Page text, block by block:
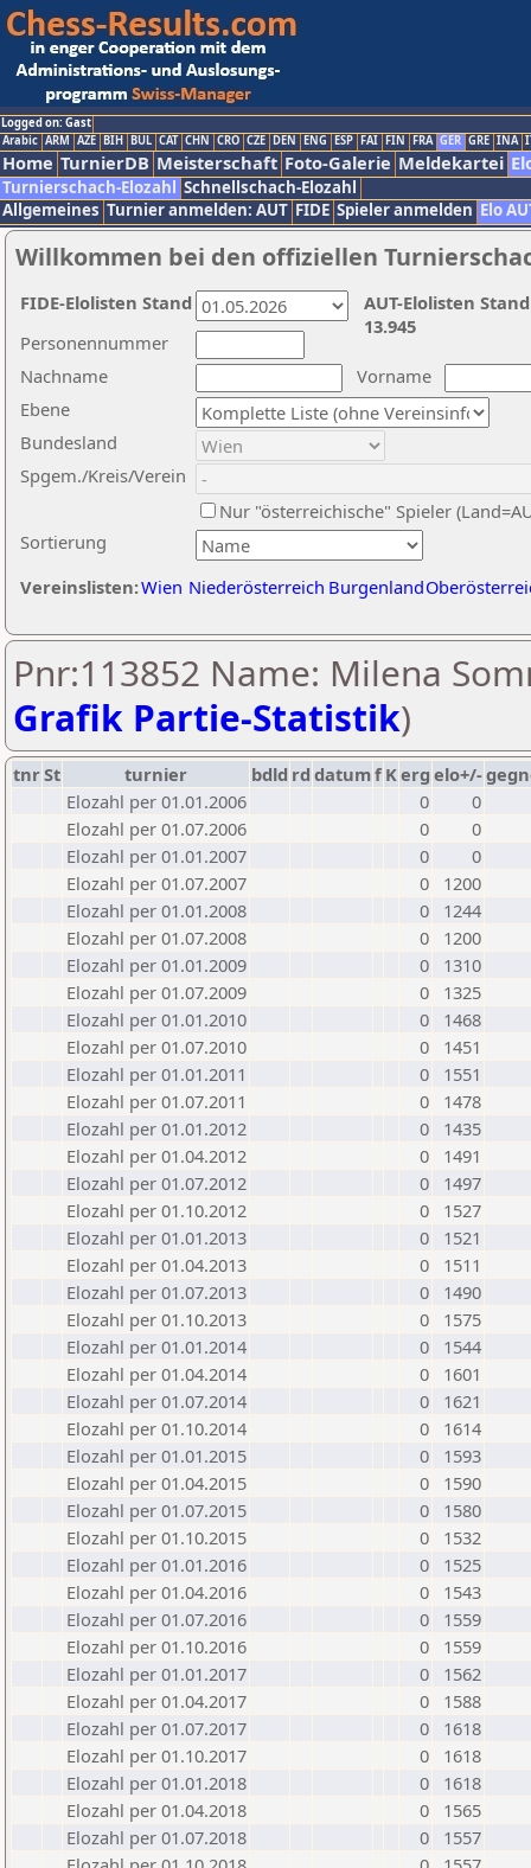
Logged on: Gast
Arabic ARM AZE BIH BUL CAT CHN CRO CZE DEN ENG ESP FAI FIN FRA GER GRE INA
Home TurnierDB Meisterschaft Foto-Galerie Meldekartei
Turnierschach-Elozahl Schnellschach-Elozahl
Allgemeines Turnier anmelden: AUT FIDE Spieler anmelden Elo
Willkommen bei den offiziellen
Nachname
Vorname
Ebene
Sortierung
Personennummer
Bundesland
Spgem./Kreis/Verein
Nur "österreichische" Spieler
Vereinslisten:Wien Niederösterreich Burgenland
AUT-Elolisten
13.945
FIDE-Elolisten Stand
Pnr:113852 Name: Milena
Grafik Partie-Statistik)
tnrSt turnier bdld rd datumf Kerg elo+/-
Elozahl per 01.01.2006
0
0
Elozahl per 01.07.2006
0
0
Elozahl per 01.01.2007
0
0
Elozahl per 01.07.2007
0
1200
Elozahl per 01.01.2008
0
1244
Elozahl per 01.07.2008
0
1200
Elozahl per 01.01.2009
0
1310
Elozahl per 01.07.2009
0
1325
Elozahl per 01.01.2010
0
1468
Elozahl per 01.07.2010
0
1451
Elozahl per 01.01.2011
0
1551
Elozahl per 01.07.2011
0
1478
Elozahl per 01.01.2012
0
1435
Elozahl per 01.04.2012
0
1491
Elozahl per 01.07.2012
0
1497
Elozahl per 01.10.2012
0
1527
Elozahl per 01.01.2013
0
1521
Elozahl per 01.04.2013
0
1511
Elozahl per 01.07.2013
0
1490
Elozahl per 01.10.2013
0
1575
Elozahl per 01.01.2014
0
1544
Elozahl per 01.04.2014
0
1601
Elozahl per 01.07.2014
0
1621
Elozahl per 01.10.2014
0
1614
Elozahl per 01.01.2015
0
1593
Elozahl per 01.04.2015
0
1590
Elozahl per 01.07.2015
0
1580
Elozahl per 01.10.2015
0
1532
Elozahl per 01.01.2016
0
1525
Elozahl per 01.04.2016
0
1543
Elozahl per 01.07.2016
0
1559
Elozahl per 01.10.2016
0
1559
Elozahl per 01.01.2017
0
1562
Elozahl per 01.04.2017
0
1588
Elozahl per 01.07.2017
0
1618
Elozahl per 01.10.2017
0
1618
Elozahl per 01.01.2018
0
1618
Elozahl per 01.04.2018
0
1565
Elozahl per 01.07.2018
0
1557